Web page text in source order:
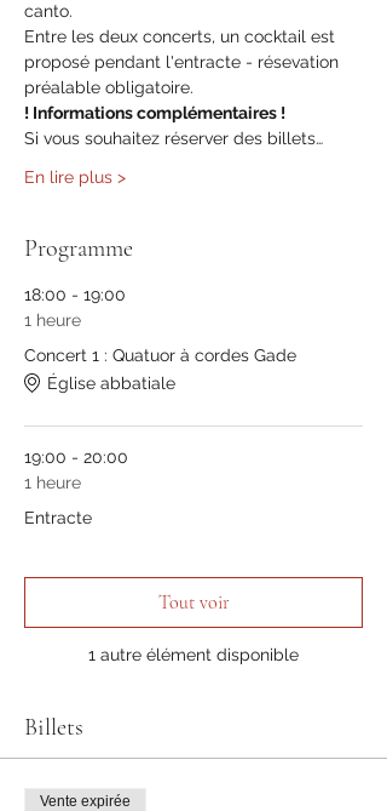
canto.
Entre les deux concerts, un cocktail est
proposé pendant l'entracte - résevation
préalable obligatoire.
! Informations complémentaires !
Si vous souhaitez réserver des billets…
En lire plus >
Programme
18:00 - 19:00
1 heure
Concert 1 : Quatuor à cordes Gade
Église abbatiale
19:00 - 20:00
1 heure
Entracte
1 autre élément disponible
Tout voir
Billets
Vente expirée